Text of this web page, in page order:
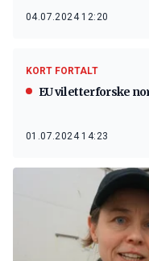
04.07.2024 12:20
KORT FORTALT
EU vil etterforske
01.07.2024 14:23